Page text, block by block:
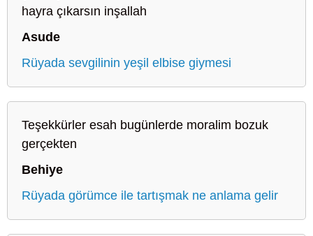
hayra çıkarsın inşallah
Asude
Rüyada sevgilinin yeşil elbise giymesi
Teşekkürler esah bugünlerde moralim bozuk
gerçekten
Behiye
Rüyada görümce ile tartışmak ne anlama gelir